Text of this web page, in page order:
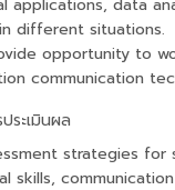
applications, data
different situations.
opportunity to
communication
ระเมินผล
strategies for
skills,